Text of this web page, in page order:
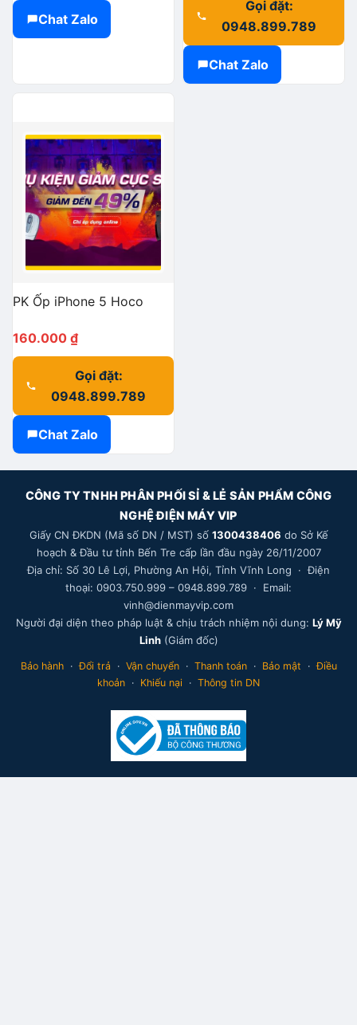
Chat Zalo
Gọi đặt:
0948.899.789
Chat Zalo
PK Ốp iPhone 5 Hoco
160.000 ₫
Gọi đặt:
0948.899.789
Chat Zalo
CÔNG TY TNHH PHÂN PHỐI SỈ & LẺ SẢN PHẨM CÔNG
NGHỆ ĐIỆN MÁY VIP
Giấy CN ĐKDN (Mã số DN / MST) số 1300438406 do Sở Kế
hoạch & Đầu tư tỉnh Bến Tre cấp lần đầu ngày 26/11/2007
Địa chỉ: Số 30 Lê Lợi, Phường An Hội, Tỉnh Vĩnh Long · Điện
thoại: 0903.750.999 – 0948.899.789 · Email:
vinh@dienmayvip.com
Người đại diện theo pháp luật & chịu trách nhiệm nội dung: Lý Mỹ
Linh(Giám đốc)
Bảo hành·Đổi trả · Vận chuyển· Thanh toán· Bảo mật ·Điều
khoản · Khiếu nại · Thông tin DN